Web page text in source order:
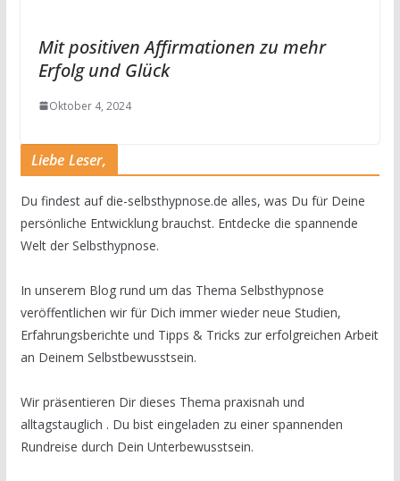
Mit positiven Affirmationen zu mehr
Erfolg und Glück
Oktober 4, 2024
Liebe Leser,
Du findest auf die-selbsthypnose.de alles, was Du für Deine
persönliche Entwicklung brauchst. Entdecke die spannende
Welt der Selbsthypnose.
In unserem Blog rund um das Thema Selbsthypnose
veröffentlichen wir für Dich immer wieder neue Studien,
Erfahrungsberichte und Tipps & Tricks zur erfolgreichen Arbeit
an Deinem Selbstbewusstsein.
Wir präsentieren Dir dieses Thema praxisnah und
alltagstauglich . Du bist eingeladen zu einer spannenden
Rundreise durch Dein Unterbewusstsein.